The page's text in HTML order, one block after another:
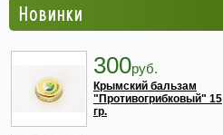
Новинки
300руб.
Крымский бальзам
"Противогрибковый" 15
гр.